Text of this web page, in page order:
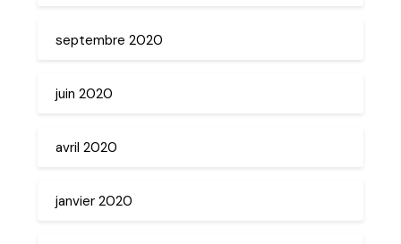
septembre 2020
juin 2020
avril 2020
janvier 2020